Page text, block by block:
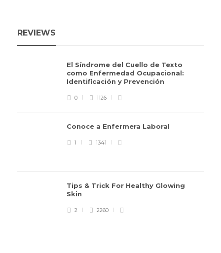
REVIEWS
El Síndrome del Cuello de Texto
como Enfermedad Ocupacional:
Identificación y Prevención
0 1126
Conoce a Enfermera Laboral
1 1341
Tips & Trick For Healthy Glowing
Skin
2 2260